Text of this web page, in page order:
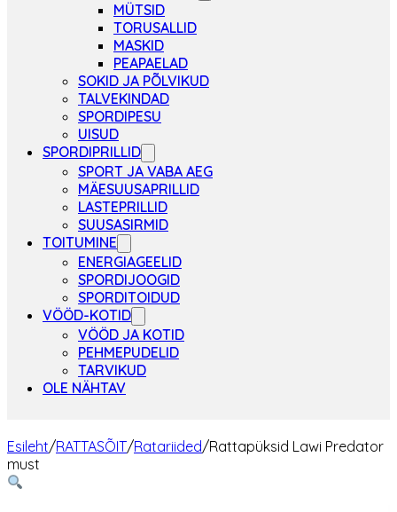
MÜTSID
TORUSALLID
MASKID
PEAPAELAD
SOKID JA PÕLVIKUD
TALVEKINDAD
SPORDIPESU
UISUD
SPORDIPRILLID
SPORT JA VABA AEG
MÄESUUSAPRILLID
LASTEPRILLID
SUUSASIRMID
TOITUMINE
ENERGIAGEELID
SPORDIJOOGID
SPORDITOIDUD
VÖÖD-KOTID
VÖÖD JA KOTID
PEHMEPUDELID
TARVIKUD
OLE NÄHTAV
Esileht/RATTASÕIT/Ratariided/Rattapüksid Lawi Predator
must